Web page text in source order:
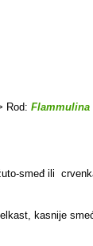
Rod: Flammulina
smeđ ili
kasnije